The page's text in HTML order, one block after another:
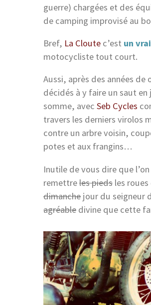
guerre) chargées et des
de camping improvisé au
Bref, La Cloute c’est un
motocycliste tout court.
Aussi, après des années
décidés à y faire un saut
somme, avec Seb Cycles
travers les derniers virolos
contre un arbre voisin,
potes et aux frangins…
Inutile de vous dire que
remettreles pieds les
dimanche jour du seigneur
agréable divine que cette